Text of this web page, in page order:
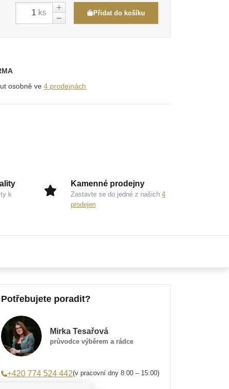
ks Přidat do košíku
osobně ve4 prodejnách
k
Kamenné prodejny
Zastavte se do jedné z našich 4
prodejen
Potřebujete poradit?
Mirka Tesařová
průvodce výběrem a rádce
+420 774 524 442(v pracovní dny 8:00 – 15:00)